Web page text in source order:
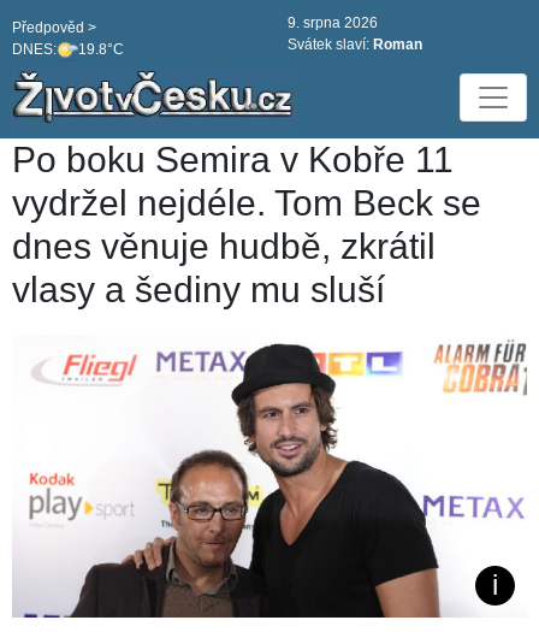
DNES: 19.8°C
Předpověd >
9. srpna 2026
Svátek slaví: Roman
Po boku Semira v Kobře 11
vydržel nejdéle. Tom Beck se
dnes věnuje hudbě, zkrátil
vlasy a šediny mu sluší